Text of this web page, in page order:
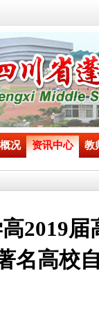
况 资讯中心 教
2019届
名高校